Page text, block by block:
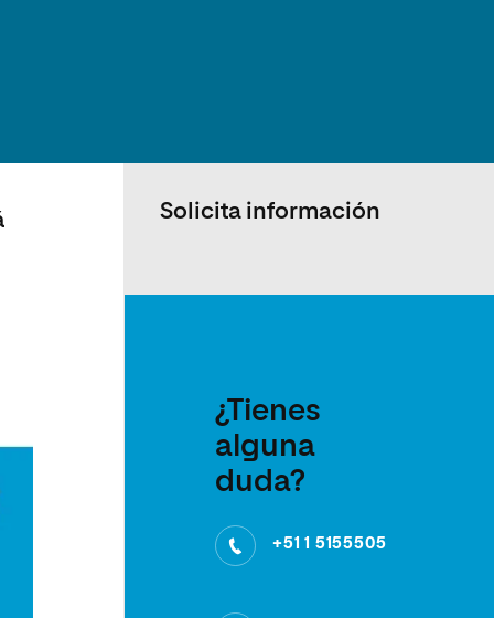
Solicita información
¿Tienes
alguna
duda?
+51 1 5155505